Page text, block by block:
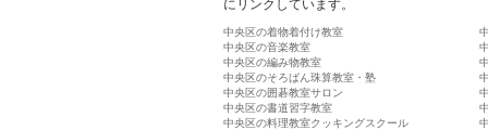
にリンクしています。
中央区の着物着付け教室
中央区の音楽教室
中央区の編み物教室
中央区のそろばん珠算教室・塾
中央区の囲碁教室サロン
中央区の書道習字教室
中央区の料理教室クッキングスクール